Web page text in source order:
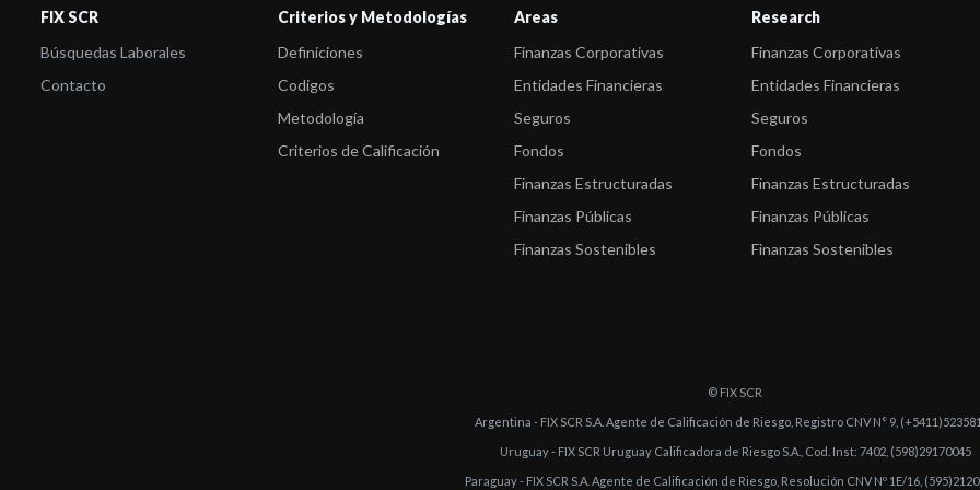
FIX SCR
Búsquedas Laborales
Contacto
Criterios y Metodologías
Definiciones
Codigos
Metodología
Criterios de Calificación
Areas
Finanzas Corporativas
Entidades Financieras
Seguros
Fondos
Finanzas Estructuradas
Finanzas Públicas
Finanzas Sostenibles
Research
Finanzas Corporativas
Entidades Financieras
Seguros
Fondos
Finanzas Estructuradas
Finanzas Públicas
Finanzas Sostenibles
© FIX SCR
Argentina - FIX SCR S.A. Agente de Calificación de Riesgo, Registro CNV N° 9,
Uruguay - FIX SCR Uruguay Calificadora de Riesgo S.A., Cod. Inst: 7402, (598)29170045
Paraguay - FIX SCR S.A. Agente de Calificación de Riesgo, Resolución CNV Nº 1E/16,